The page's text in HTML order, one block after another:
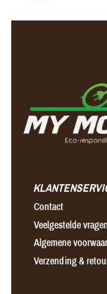
Contact
Veelgestelde vragen
Algemene
Verzending &